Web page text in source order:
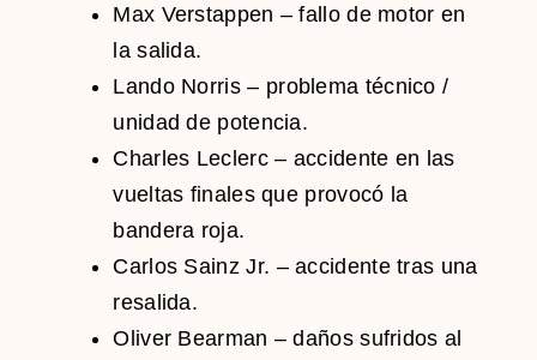
Max Verstappen – fallo de motor en
la salida.
Lando Norris – problema técnico /
unidad de potencia.
Charles Leclerc– accidente en las
vueltas finales que provocó la
bandera roja.
Carlos Sainz Jr. – accidente tras una
resalida.
Oliver Bearman – daños sufridos al